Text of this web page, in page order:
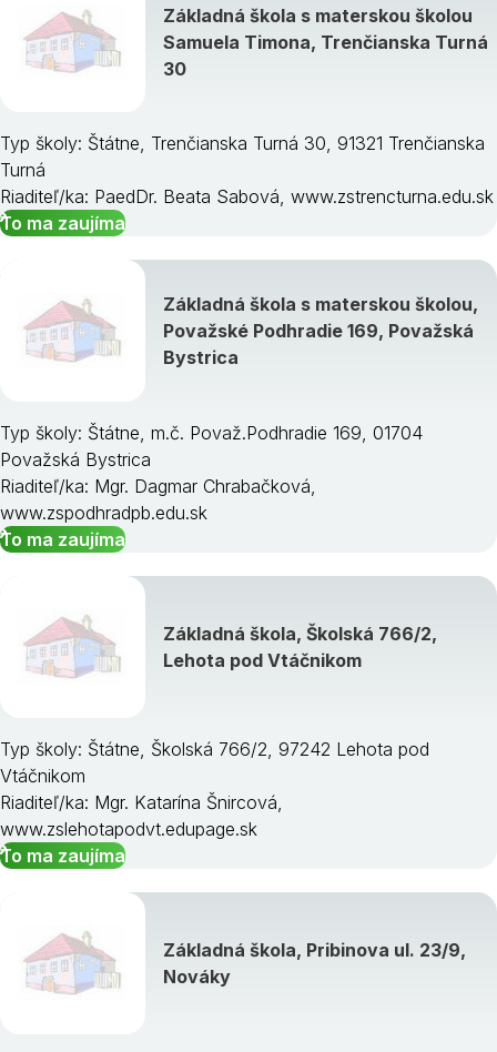
Základná škola s materskou školou
Samuela Timona, Trenčianska Turná
30
Typ školy: Štátne, Trenčianska Turná 30, 91321 Trenčianska
Turná
Riaditeľ/ka: PaedDr. Beata Sabová, www.zstrencturna.edu.sk
To ma zaujíma
Základná škola s materskou školou,
Považské Podhradie 169, Považská
Bystrica
Typ školy: Štátne, m.č. Považ.Podhradie 169, 01704
Považská Bystrica
Riaditeľ/ka: Mgr. Dagmar Chrabačková,
www.zspodhradpb.edu.sk
To ma zaujíma
Základná škola, Školská 766/2,
Lehota pod Vtáčnikom
Typ školy: Štátne, Školská 766/2, 97242 Lehota pod
Vtáčnikom
Riaditeľ/ka: Mgr. Katarína Šnircová,
www.zslehotapodvt.edupage.sk
To ma zaujíma
Základná škola, Pribinova ul. 23/9,
Nováky